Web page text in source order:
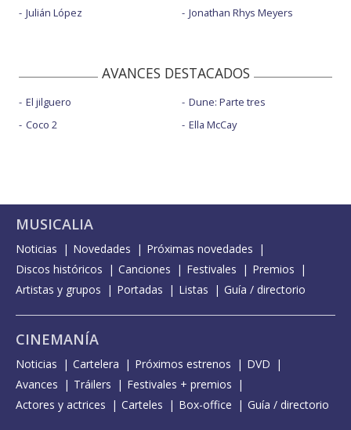
Julián López
Jonathan Rhys Meyers
AVANCES DESTACADOS
El jilguero
Coco 2
Dune: Parte tres
Ella McCay
MUSICALIA
Noticias Novedades
Próximas novedades
Discos históricos
Canciones Festivales
Premios
Artistas y grupos
Portadas Listas Guía / directorio
CINEMANÍA
Noticias Cartelera Próximos estrenos
DVD
Avances
Tráilers
Festivales + premios
Actores y actrices
Carteles Box-office Guía / directorio